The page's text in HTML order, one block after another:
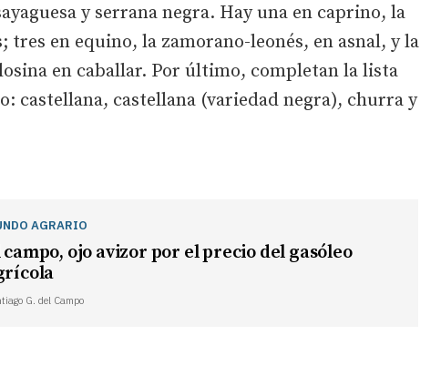
y serrana negra. Hay una en caprino, la
tres en equino, la zamorano-leonés, en asnal, y la
en caballar. Por último, completan la lista
castellana, castellana (variedad negra), churra y
AGRARIO
campo, ojo avizor por el precio del gasóleo
G. del Campo